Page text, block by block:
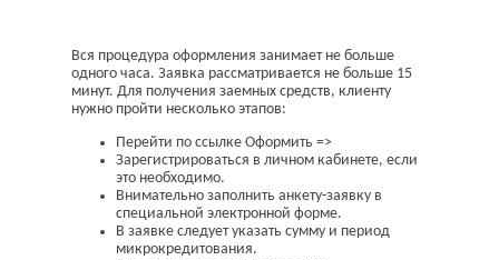
Вся процедура оформления занимает не больше
одного часа. Заявка рассматривается не больше 15
минут. Для получения заемных средств, клиенту
нужно пройти несколько этапов:
Перейти по ссылке Оформить =>
Зарегистрироваться в личном кабинете, если
это необходимо.
Внимательно заполнить анкету-заявку в
специальной электронной форме.
В заявке следует указать сумму и период
микрокредитования.